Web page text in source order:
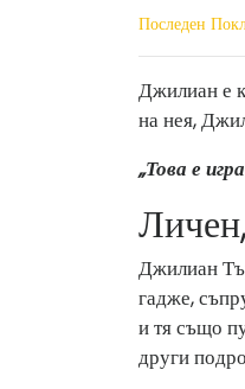
Последен
Джилиан е
на нея,
„Това е
Джилиан
гадже,
и тя също
други